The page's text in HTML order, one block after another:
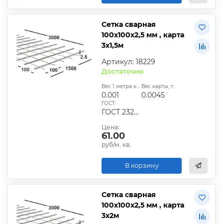
Сетка сварная
100х100х2,5 мм , карта
3х1,5м
Артикул: 18229
Достаточно
Вес 1 метра квадратного, т:
0.001
Вес карты, т:
0.0045
ГОСТ:
ГОСТ 23279-2012, ТУ
Цена:
61.00
руб/м. кв.
В корзину
Сетка сварная
100х100х2,5 мм , карта
3х2м